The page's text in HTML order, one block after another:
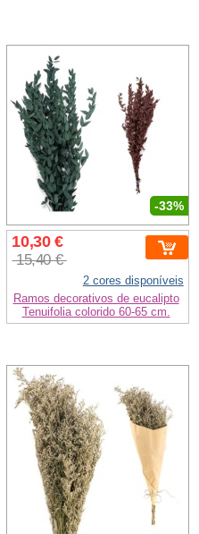
-33%
10,30 €
15,40 €
2 cores disponíveis
Ramos decorativos de eucalipto
Tenuifolia colorido 60-65 cm.